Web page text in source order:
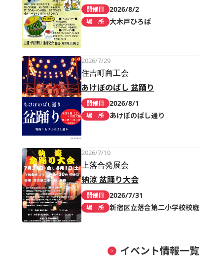
開催日 2026/8/2
場 所 大木戸ひろば
2026/7/29
住吉町商工会
あけぼのばし 盆踊り
開催日 2026/8/1
場 所 あけぼのばし通り
2026/7/10
上落合発展会
納涼 盆踊り大会
開催日 2026/7/31
場 所 新宿区立落合第二小学校校庭
イベント情報一覧